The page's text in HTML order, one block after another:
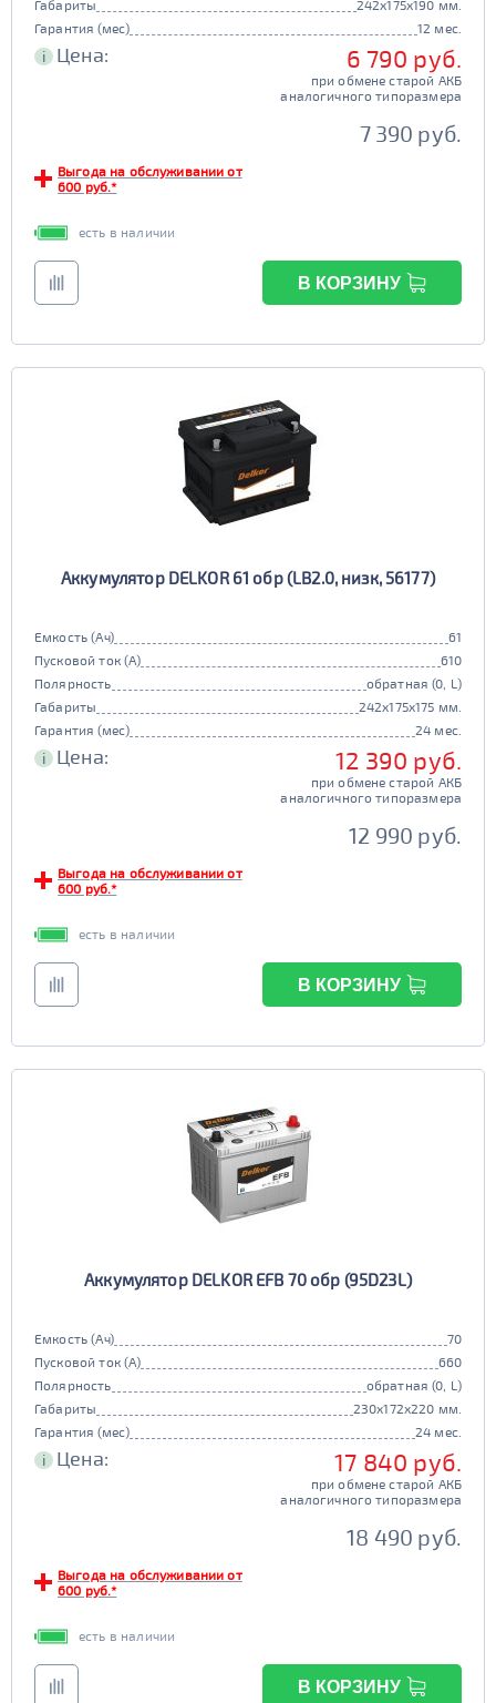
Габариты
242x175x190 мм.
Гарантия (мес)
12 мес.
i Цена: 6 790 руб.
при обмене старой АКБ
аналогичного типоразмера
7 390 руб.
Выгода на обслуживании от
600 руб.*
есть в наличии
В КОРЗИНУ
Аккумулятор DELKOR 61 обр (LB2.0, низк, 56177)
Емкость (Ач)
61
Пусковой ток (А)
610
Полярность
обратная (0, L)
Габариты
242x175x175 мм.
Гарантия (мес)
24 мес.
i Цена: 12 390 руб.
при обмене старой АКБ
аналогичного типоразмера
12 990 руб.
Выгода на обслуживании от
600 руб.*
есть в наличии
В КОРЗИНУ
Аккумулятор DELKOR EFB 70 обр (95D23L)
Емкость (Ач)
70
Пусковой ток (А)
660
Полярность
обратная (0, L)
Габариты
230x172x220 мм.
Гарантия (мес)
24 мес.
i Цена: 17 840 руб.
при обмене старой АКБ
аналогичного типоразмера
18 490 руб.
Выгода на обслуживании от
600 руб.*
есть в наличии
В КОРЗИНУ